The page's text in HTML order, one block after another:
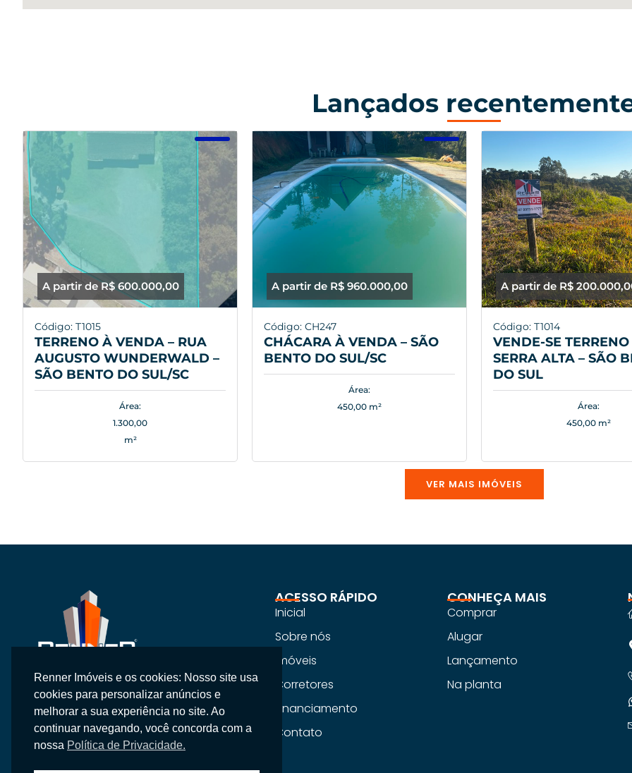
Lançados
A partir de R$ 600.000,00
Código: T1015
TERRENO À VENDA – RUA
AUGUSTO WUNDERWALD –
SÃO BENTO DO SUL/SC
Área:
1.300,00
m²
A partir de R$ 960.000,00
Código: CH247
CHÁCARA À VENDA – SÃO
BENTO DO SUL/SC
Área:
450,00 m²
A partir de R$
Código: T1014
VENDE-SE TERRENO
SERRA ALTA – SÃO
DO SUL
Área:
450,00 m²
VER MAIS IMÓVEIS
Na Renner Imobiliária, não vendemos
apenas imóveis, entregamos segurança,
confiança e um atendimento
personalizado.
ACESSO RÁPIDO
Inicial
Sobre nós
Imóveis
Corretores
Financiamento
Contato
CONHEÇA MAIS
Comprar
Alugar
Lançamento
Na planta
Renner Imóveis e os cookies: Nosso site usa
cookies para personalizar anúncios e
melhorar a sua experiência no site. Ao
continuar navegando, você concorda com a
nossa Política de Privacidade.